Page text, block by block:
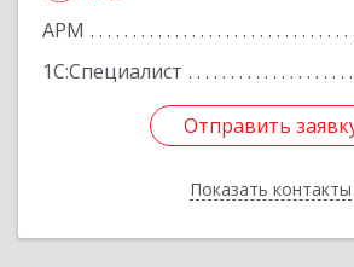
АРМ
1С:Специалист
Отправить
Показать контакты
Отправить
Назад